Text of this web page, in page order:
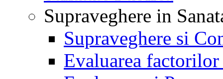
Supraveghere in
Supraveghere si
Evaluarea